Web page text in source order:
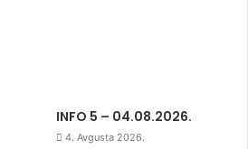
INFO 5 – 04.08.2026.
4. Avgusta 2026.